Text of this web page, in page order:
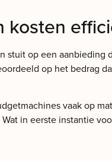
kosten
stuit op een aanbieding
op het bedrag
vaak op
in eerste instantie